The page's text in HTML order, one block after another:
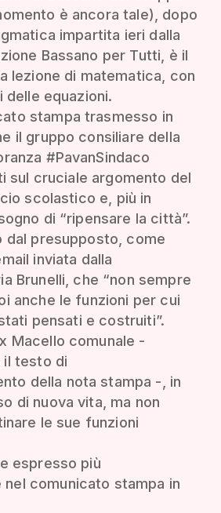
è ancora tale), dopo
impartita ieri dalla
Bassano per Tutti, è il
lezione di matematica, con
delle equazioni.
stampa trasmesso in
il gruppo consiliare della
#PavanSindaco
sul cruciale argomento del
scolastico e, più in
di “ripensare la città”.
dal presupposto, come
inviata dalla
Brunelli, che “non sempre
anche le funzioni per cui
pensati e costruiti”.
Macello comunale -
il testo di
della nota stampa -, in
di nuova vita, ma non
le sue funzioni
espresso più
comunicato stampa in